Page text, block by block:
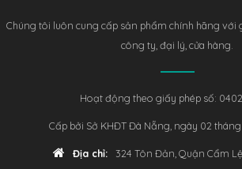
Chúng tôi luôn cung cấp sản phẩm chính hãng với
công ty, đại lý, cửa hàng.
Hoạt động theo giấy phép số:
Cấp bởi Sở KHĐT Đà Nẵng, ngày 02 tháng
Địa chỉ: 324 Tôn Đản, Quận Cẩm